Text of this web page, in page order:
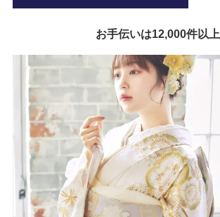
お手伝いは12,000件以上